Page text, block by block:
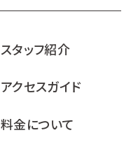
スタッフ紹介
アクセスガイド
料金について